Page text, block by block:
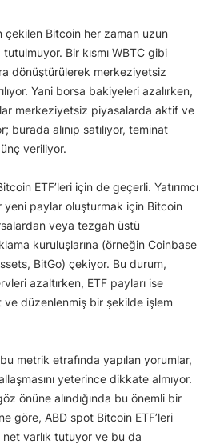
çekilen Bitcoin her zaman uzun
Bir kısmı WBTC gibi
dönüştürülerek merkeziyetsiz
Yani borsa bakiyeleri azalırken,
merkeziyetsiz piyasalarda aktif ve
alınıp satılıyor, teminat
veriliyor.
ETF’leri için de geçerli. Yatırımcı
yeni paylar oluşturmak için Bitcoin
veya tezgah üstü
kuruluşlarına (örneğin Coinbase
BitGo) çekiyor. Bu durum,
azaltırken, ETF payları ise
düzenlenmiş bir şekilde işlem
metrik etrafında yapılan yorumlar,
yeterince dikkate almıyor.
önüne alındığında bu önemli bir
göre, ABD spot Bitcoin ETF’leri
net varlık tutuyor ve bu da